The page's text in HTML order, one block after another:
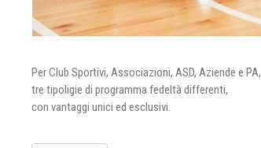
Per Club Sportivi, Associazioni, ASD, Aziende e PA,
tre tipoligie di programma fedeltà differenti,
con vantaggi unici ed esclusivi.